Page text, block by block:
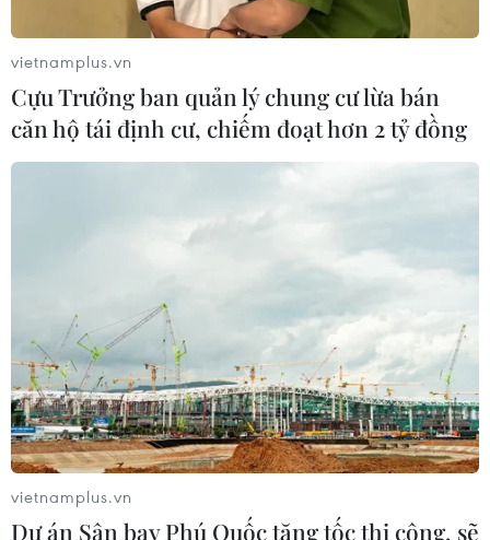
vietnamplus.vn
Cựu Trưởng ban quản lý chung cư lừa bán
căn hộ tái định cư, chiếm đoạt hơn 2 tỷ đồng
vietnamplus.vn
Dự án Sân bay Phú Quốc tăng tốc thi công, sẽ